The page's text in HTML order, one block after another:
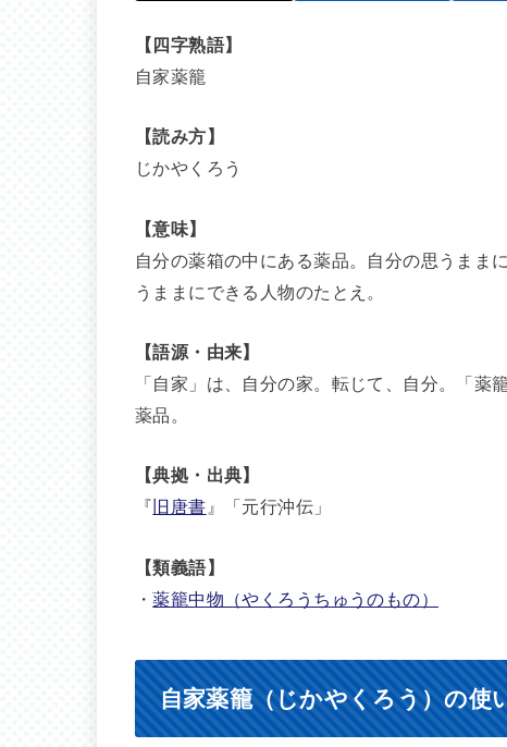
【四字熟語】
自家薬籠
【読み方】
じかやくろう
【意味】
自分の薬箱の中にある薬品。自分の思うまま
うままにできる人物のたとえ。
【語源・由来】
「自家」は、自分の家。転じて、自分。「
薬品。
【典拠・出典】
『 旧唐書 』「元行沖伝」
【類義語】
・薬籠中物（やくろうちゅうのもの）
自家薬籠（じかやくろう）の使